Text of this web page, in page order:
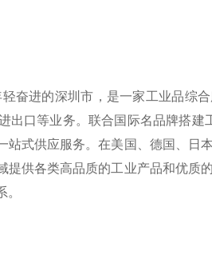
奋进的深圳市，是一家工业品综
出口等业务。联合国际名品牌搭建
式供应服务。在美国、德国、日
供各类高品质的工业产品和优质